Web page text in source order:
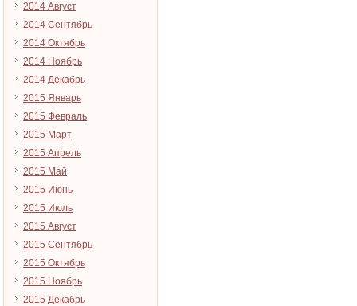
2014 Август
2014 Сентябрь
2014 Октябрь
2014 Ноябрь
2014 Декабрь
2015 Январь
2015 Февраль
2015 Март
2015 Апрель
2015 Май
2015 Июнь
2015 Июль
2015 Август
2015 Сентябрь
2015 Октябрь
2015 Ноябрь
2015 Декабрь